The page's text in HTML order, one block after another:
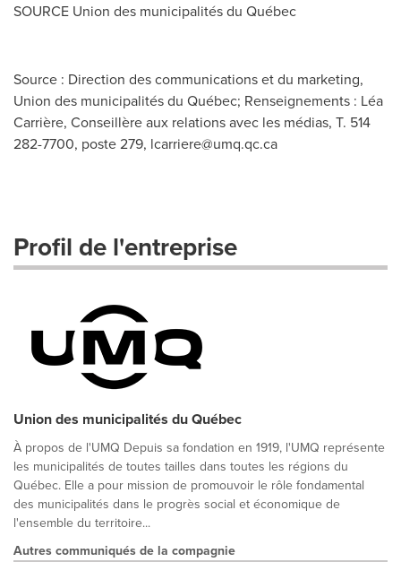
SOURCE Union des municipalités du Québec
Source : Direction des communications et du marketing,
Union des municipalités du Québec; Renseignements : Léa
Carrière, Conseillère aux relations avec les médias, T. 514
282-7700, poste 279, lcarriere@umq.qc.ca
Profil de l'entreprise
Union des municipalités du Québec
À propos de l'UMQ Depuis sa fondation en 1919, l'UMQ représente
les municipalités de toutes tailles dans toutes les régions du
Québec. Elle a pour mission de promouvoir le rôle fondamental
des municipalités dans le progrès social et économique de
l'ensemble du territoire...
Autres communiqués de la compagnie